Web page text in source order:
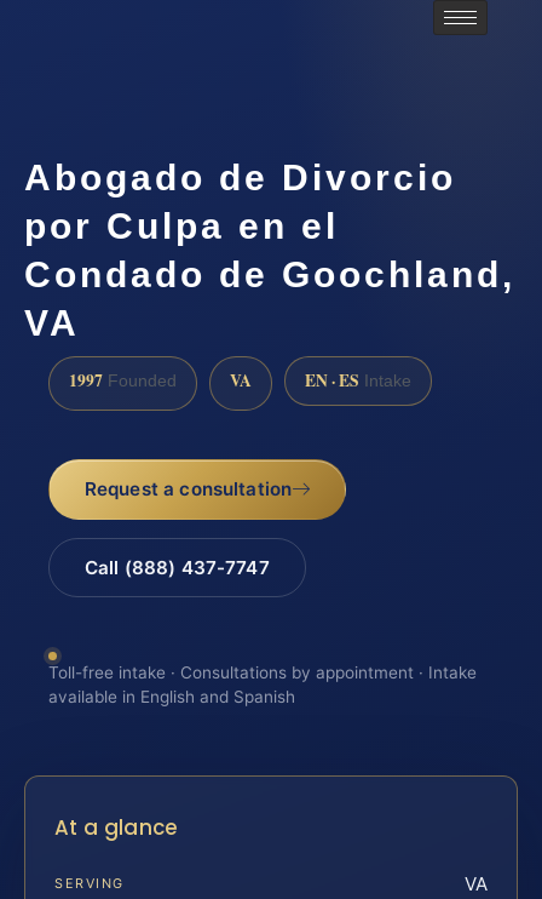
Abogado de Divorcio
por Culpa en el
Condado de Goochland,
VA
1997 Founded VA EN · ES Intake
Request a consultation
Call (888) 437-7747
Toll-free intake · Consultations by appointment · Intake
available in English and Spanish
At a glance
SERVING VA